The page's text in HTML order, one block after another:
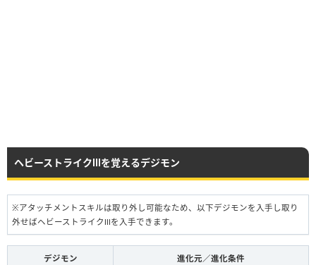
ヘビーストライクⅢを覚えるデジモン
※アタッチメントスキルは取り外し可能なため、以下デジモンを入手し取り
外せばヘビーストライクⅢを入手できます。
デジモン 進化元／進化条件